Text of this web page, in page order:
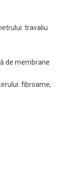
travaliu
de membrane
fibroame,